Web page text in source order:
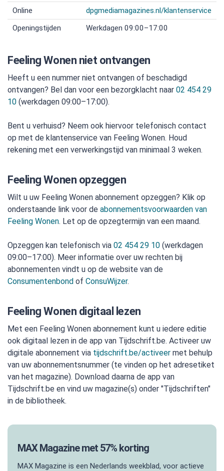
Online
dpgmediamagazines.nl/klantenservice
Openingstijden
Werkdagen 09:00–17:00
Feeling Wonen niet ontvangen
Heeft u een nummer niet ontvangen of beschadigd
ontvangen? Bel dan voor een bezorgklacht naar 02 454 29
10 (werkdagen 09:00–17:00).
Bent u verhuisd? Neem ook hiervoor telefonisch contact
op met de klantenservice van Feeling Wonen. Houd
rekening met een verwerkingstijd van minimaal 3 weken.
Feeling Wonen opzeggen
Wilt u uw Feeling Wonen abonnement opzeggen? Klik op
onderstaande link voor de abonnementsvoorwaarden van
Feeling Wonen. Let op de opzegtermijn van een maand.
Opzeggen kan telefonisch via 02 454 29 10 (werkdagen
09:00–17:00). Meer informatie over uw rechten bij
abonnementen vindt u op de website van de
Consumentenbond of ConsuWijzer.
Feeling Wonen digitaal lezen
Met een Feeling Wonen abonnement kunt u iedere editie
ook digitaal lezen in de app van Tijdschrift.be. Activeer uw
digitale abonnement via tijdschrift.be/activeer met behulp
van uw abonnementsnummer (te vinden op het adresetiket
van het magazine). Download daarna de app van
Tijdschrift.be en vind uw magazine(s) onder "Tijdschriften"
in de bibliotheek.
MAX Magazine met 57% korting
MAX Magazine is een Nederlands weekblad, voor actieve